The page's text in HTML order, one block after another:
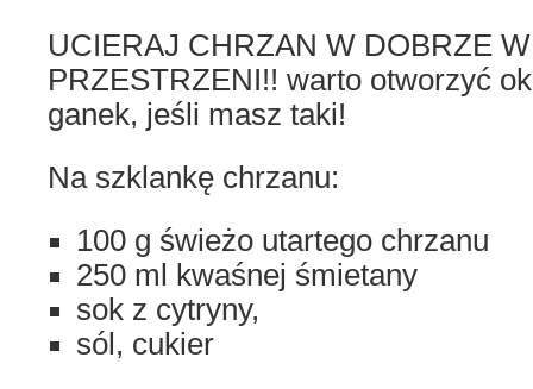
UCIERAJ CHRZAN W DOBRZE
PRZESTRZENI!! warto otworzyć
ganek, jeśli masz taki!
Na szklankę chrzanu:
100 g świeżo utartego chrzanu
250 ml kwaśnej śmietany
sok z cytryny,
sól, cukier